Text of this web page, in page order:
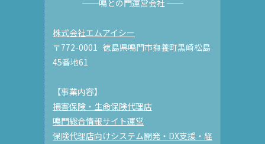
──鳴との門運営会社 ──
株式会社エムアイシー
〒772-0001 徳島県鳴門市撫養町黒崎松島
45番地61
【事業内容】
損害保険・生命保険代理店
鳴門総合情報サイト運営
保険代理店向けシステム開発・DX支援・経